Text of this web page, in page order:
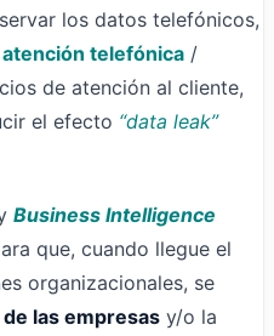
los datos telefónicos,
telefónica /
de atención al cliente,
el efecto “data leak”
Business Intelligence
que, cuando llegue el
organizacionales, se
las empresas y/o la